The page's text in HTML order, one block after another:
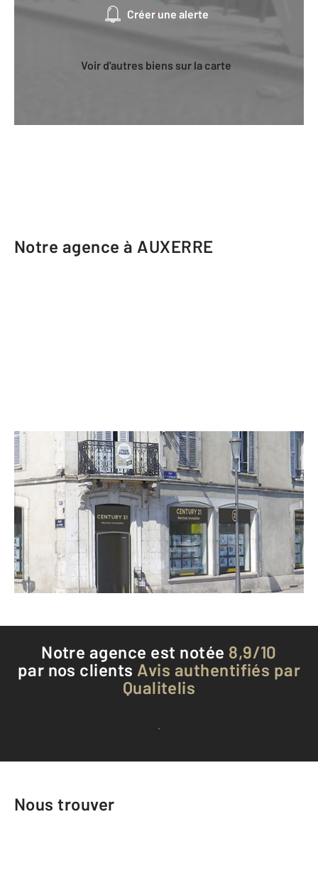
Créer une alerte
Voir d'autres biens sur la carte
Notre agence à AUXERRE
CENTURY 21 Martinot Immobilier
107 rue du Pont
AUXERRE - 89000
Envoyer un message
Téléphoner à l'agence
Notre agence est notée 8,9/10
par nos clients Avis authentifiés par
Qualitelis
Voir tous les avis clients
Nous trouver